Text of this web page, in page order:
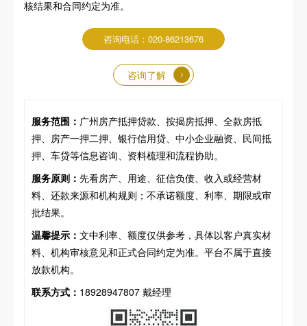
核结果和合同约定为准。
咨询电话：020-86213676
咨询了解
服务范围： 广州房产抵押贷款、按揭房抵押、全款房抵
押、房产一押二押、银行信用贷、中小企业融资、民间抵
押、车贷等信息咨询、资料梳理和流程协助。
服务原则： 先看房产、用途、征信负债、收入或经营材
料、还款来源和机构规则；不承诺额度、利率、期限或审
批结果。
温馨提示： 文中利率、额度仅供参考，具体以客户真实材
料、机构审核意见和正式合同约定为准。平台不属于直接
放款机构。
联系方式： 18928947807 戴经理